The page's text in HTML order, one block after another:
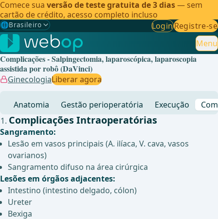
Comece sua versão de teste gratuita de 3 dias— sem
cartão de crédito, acesso completo incluso
🌐Brasileiro
Gewählte Sprache: Brasileiro
🇩🇪 Alemão
🇬🇧Inglês
🇪🇸Espanhol
🇧🇷Brasileiro ✓
LoginRegistre-se
Menu
Complicações - Salpingectomia, laparoscópica, laparoscopia
assistida por robô (DaVinci)
GinecologiaLiberar agora
Anatomia Gestão perioperatória Execução
Complicações Intraoperatórias
Sangramento:
Lesão em vasos principais (A. ilíaca, V. cava, vasos
ovarianos)
Sangramento difuso na área cirúrgica
Lesões em órgãos adjacentes:
Intestino (intestino delgado, cólon)
Ureter
Bexiga